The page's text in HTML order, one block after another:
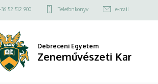
52 512 900 Telefonkönyv e-mail
Debreceni Egyetem
Zeneművészeti Kar